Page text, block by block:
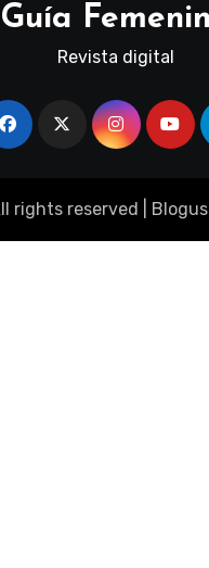
Guía
Revista digital
rights reserved Blogus